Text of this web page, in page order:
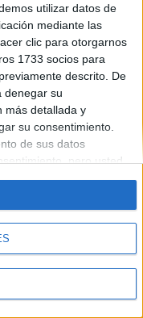
utilizar datos de
mediante las
clic para otorgarnos
1733 socios para
descrito. De
denegar su
más detallada y
su consentimiento.
de sus datos
pero usted
Sus
web. Puede cambiar
en cualquier
clic en el botón
web.
|Anúnciate
generales
de León 47 - 28006
593 2767